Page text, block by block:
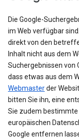
Die Google-
im Web verfügbar
direkt von den
Inhalt nicht aus dem
Suchergebnissen von
dass etwas aus dem
Webmasterder
bitten Sie ihn, eine
Sie zudem
europäischen
Google entfernen